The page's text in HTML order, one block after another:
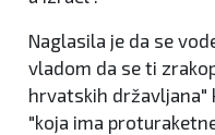
Naglasila je da se
vladom da se ti
hrvatskih državljana"
"koja ima